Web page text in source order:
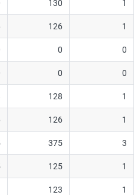
130 1
126 1
0 0
0 0
128 1
126 1
375 3
125 1
123 1